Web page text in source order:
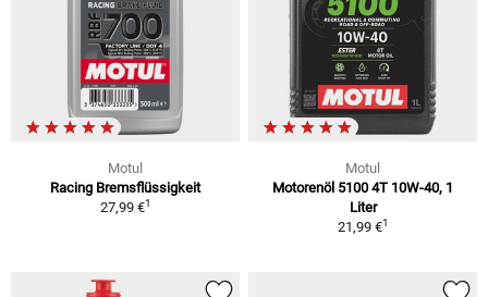
Motul
Racing Bremsflüssigkeit
27,99 €1
Motul
Motorenöl 5100 4T 10W-40, 1
Liter
21,99 €1